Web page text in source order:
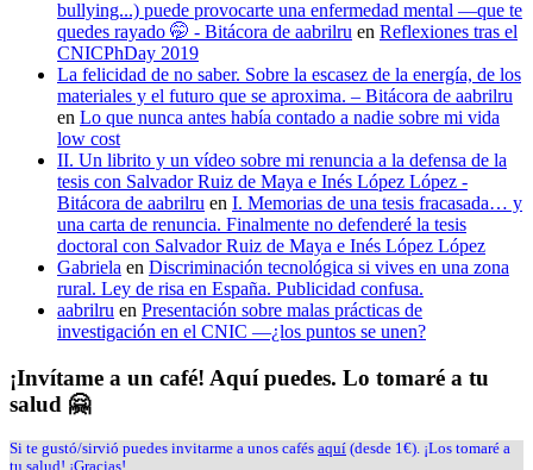
bullying...) puede provocarte una enfermedad mental —que te
quedes rayado 🤭 - Bitácora de aabrilru en Reflexiones tras el
CNICPhDay 2019
La felicidad de no saber. Sobre la escasez de la energía, de los
materiales y el futuro que se aproxima. – Bitácora de aabrilru
en Lo que nunca antes había contado a nadie sobre mi vida
low cost
II. Un librito y un vídeo sobre mi renuncia a la defensa de la
tesis con Salvador Ruiz de Maya e Inés López López -
Bitácora de aabrilru en I. Memorias de una tesis fracasada… y
una carta de renuncia. Finalmente no defenderé la tesis
doctoral con Salvador Ruiz de Maya e Inés López López
Gabriela en Discriminación tecnológica si vives en una zona
rural. Ley de risa en España. Publicidad confusa.
aabrilru en Presentación sobre malas prácticas de
investigación en el CNIC —¿los puntos se unen?
¡Invítame a un café! Aquí puedes. Lo tomaré a tu
salud 🤗
Si te gustó/sirvió puedes invitarme a unos cafés aquí (desde 1€). ¡Los tomaré a
tu salud! ¡Gracias!